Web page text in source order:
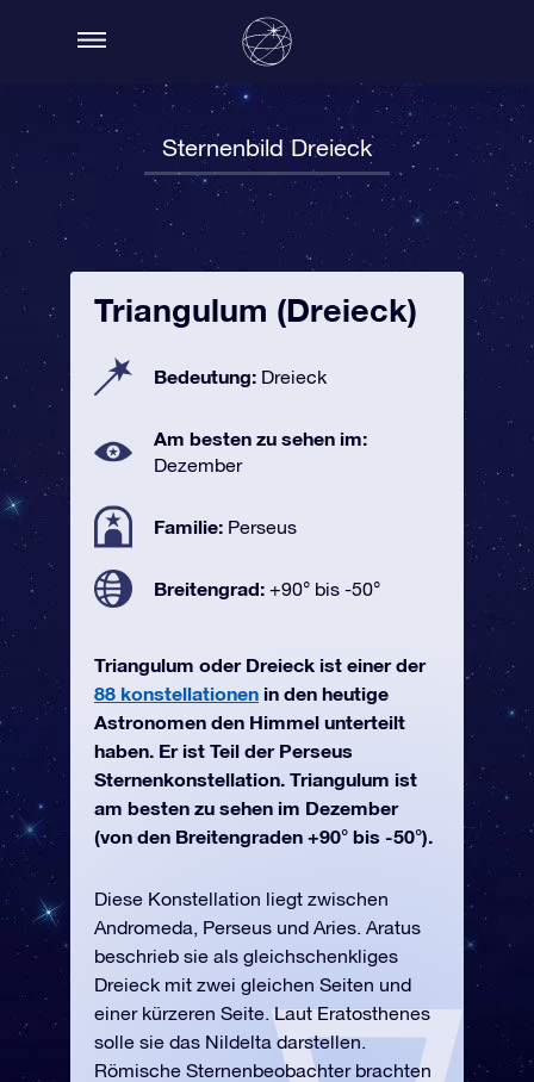
Sternenbild Dreieck
Triangulum (Dreieck)
Bedeutung: Dreieck
Am besten zu sehen im:
Dezember
Familie: Perseus
Breitengrad: +90° bis -50°
Triangulum oder Dreieck ist einer der
88 konstellationen in den heutige
Astronomen den Himmel unterteilt
haben. Er ist Teil der Perseus
Sternenkonstellation. Triangulum ist
am besten zu sehen im Dezember
(von den Breitengraden +90° bis -50°).
Diese Konstellation liegt zwischen
Andromeda, Perseus und Aries. Aratus
beschrieb sie als gleichschenkliges
Dreieck mit zwei gleichen Seiten und
einer kürzeren Seite. Laut Eratosthenes
solle sie das Nildelta darstellen.
Römische Sternenbeobachter brachten